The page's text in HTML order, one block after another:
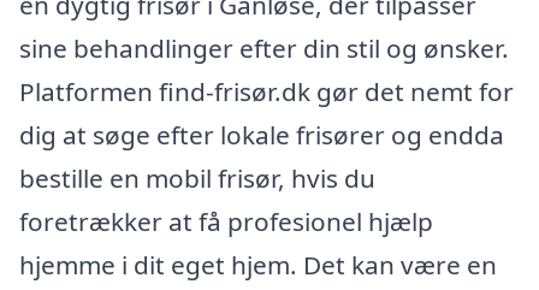
sine behandlinger efter din stil og ønsker.
Platformen find-frisør.dk gør det nemt for
dig at søge efter lokale frisører og endda
bestille en mobil frisør, hvis du
foretrækker at få profesionel hjælp
hjemme i dit eget hjem. Det kan være en